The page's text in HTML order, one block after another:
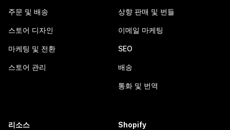
주문 및 배송
스토어 디자인
마케팅 및 전환
스토어 관리
상향 판매 및 번들
이메일 마케팅
SEO
배송
통화 및 번역
리소스 Shopify